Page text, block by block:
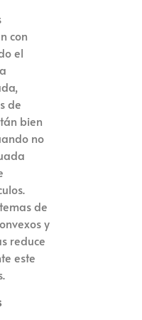
con
el
de
bien
no
de
y
reduce
este